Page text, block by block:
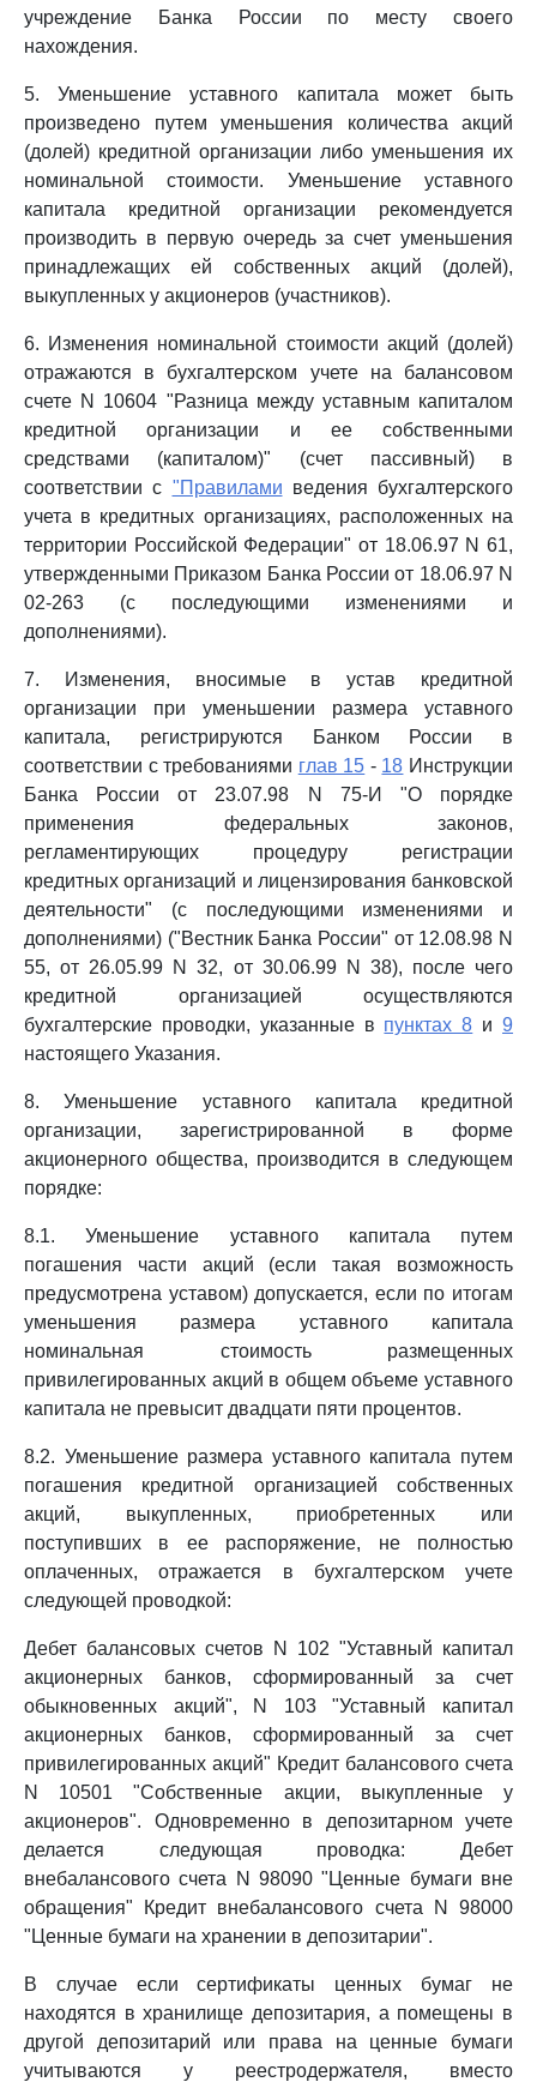
учреждение Банка России по месту своего
нахождения.
5. Уменьшение уставного капитала может быть
произведено путем уменьшения количества акций
(долей) кредитной организации либо уменьшения их
номинальной стоимости. Уменьшение уставного
капитала кредитной организации рекомендуется
производить в первую очередь за счет уменьшения
принадлежащих ей собственных акций (долей),
выкупленных у акционеров (участников).
6. Изменения номинальной стоимости акций (долей)
отражаются в бухгалтерском учете на балансовом
счете N 10604 "Разница между уставным капиталом
кредитной организации и ее собственными
средствами (капиталом)" (счет пассивный) в
соответствии с "Правилами ведения бухгалтерского
учета в кредитных организациях, расположенных на
территории Российской Федерации" от 18.06.97 N 61,
утвержденными Приказом Банка России от 18.06.97 N
02-263 (с последующими изменениями и
дополнениями).
7. Изменения, вносимые в устав кредитной
организации при уменьшении размера уставного
капитала, регистрируются Банком России в
соответствии с требованиями глав 15 - 18 Инструкции
Банка России от 23.07.98 N 75-И "О порядке
применения федеральных законов,
регламентирующих процедуру регистрации
кредитных организаций и лицензирования банковской
деятельности" (с последующими изменениями и
дополнениями) ("Вестник Банка России" от 12.08.98 N
55, от 26.05.99 N 32, от 30.06.99 N 38), после чего
кредитной организацией осуществляются
бухгалтерские проводки, указанные в пунктах 8 и9
настоящего Указания.
8. Уменьшение уставного капитала кредитной
организации, зарегистрированной в форме
акционерного общества, производится в следующем
порядке:
8.1. Уменьшение уставного капитала путем
погашения части акций (если такая возможность
предусмотрена уставом) допускается, если по итогам
уменьшения размера уставного капитала
номинальная стоимость размещенных
привилегированных акций в общем объеме уставного
капитала не превысит двадцати пяти процентов.
8.2. Уменьшение размера уставного капитала путем
погашения кредитной организацией собственных
акций, выкупленных, приобретенных или
поступивших в ее распоряжение, не полностью
оплаченных, отражается в бухгалтерском учете
следующей проводкой:
Дебет балансовых счетов N 102 "Уставный капитал
акционерных банков, сформированный за счет
обыкновенных акций", N 103 "Уставный капитал
акционерных банков, сформированный за счет
привилегированных акций" Кредит балансового счета
N 10501 "Собственные акции, выкупленные у
акционеров". Одновременно в депозитарном учете
делается следующая проводка: Дебет
внебалансового счета N 98090 "Ценные бумаги вне
обращения" Кредит внебалансового счета N 98000
"Ценные бумаги на хранении в депозитарии".
В случае если сертификаты ценных бумаг не
находятся в хранилище депозитария, а помещены в
другой депозитарий или права на ценные бумаги
учитываются у реестродержателя, вместо